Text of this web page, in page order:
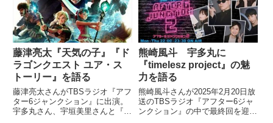
介させてください。「今日...
藤津亮太『天気の子』『ド
ラゴンクエスト ユア・ス
トーリー』を語る
藤津亮太さんがTBSラジオ『アフ
ター6ジャンクション』に出演。
宇多丸さん、宇垣美里さんと『天
熊崎風斗 宇多丸に
『timelesz project』の魅
力を語る
熊崎風斗さんが2025年2月20日放
送のTBSラジオ『アフター6ジャ
ンクション』の中で最終回を迎え